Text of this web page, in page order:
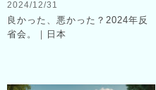
2024/12/31
良かった、悪かった？2024年反
省会。｜日本